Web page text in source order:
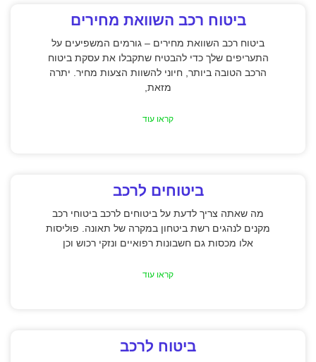
ביטוח רכב השוואת מחירים
ביטוח רכב השוואת מחירים – גורמים המשפיעים על
התעריפים שלך כדי להבטיח שתקבלו את עסקת ביטוח
הרכב הטובה ביותר, חיוני להשוות הצעות מחיר. יתרה
מזאת,
קראו עוד
ביטוחים לרכב
מה שאתה צריך לדעת על ביטוחים לרכב ביטוחי רכב
מקנים לנהגים רשת ביטחון במקרה של תאונה. פוליסות
אלו מכסות גם חשבונות רפואיים ונזקי רכוש וכן
קראו עוד
ביטוח לרכב